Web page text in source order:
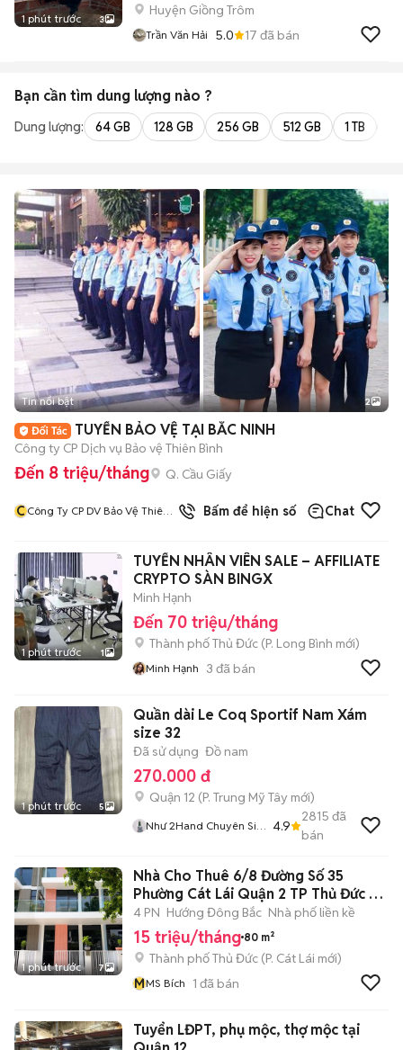
1 phút trước 3
Huyện Giồng Trôm
Trần Văn Hải 5.0 17 đã bán
Bạn cần tìm dung lượng nào ?
Dung lượng: 64 GB 128 GB 256 GB 512 GB 1 TB
Tin nổi bật 2
TUYỂN BẢO VỆ TẠI BẮC NINH
Công ty CP Dịch vụ Bảo vệ Thiên Bình
Đến 8 triệu/tháng Q. Cầu Giấy
CCông Ty CP DV Bảo Vệ Thiên
Bấm để hiện số Chat
1 phút trước 1
TUYỂN NHÂN VIÊN SALE – AFFILIATE
CRYPTO SÀN BINGX
Minh Hạnh
Đến 70 triệu/tháng
Thành phố Thủ Đức (P. Long Bình mới)
Minh Hạnh 3 đã bán
1 phút trước 5
Quần dài Le Coq Sportif Nam Xám
size 32
Đã sử dụng Đồ nam
270.000 đ
Quận 12 (P. Trung Mỹ Tây mới)
Như 2Hand Chuyên Si
4.9
2815 đã
bán
1 phút trước 7
Nhà Cho Thuê 6/8 Đường Số 35
Phường Cát Lái Quận 2 TP Thủ Đức -
TPHCM
4 PN Hướng Đông Bắc Nhà phố liền kề
15 triệu/tháng 80 m²
Thành phố Thủ Đức (P. Cát Lái mới)
MMS Bích 1 đã bán
Tuyển LĐPT, phụ mộc, thợ mộc tại